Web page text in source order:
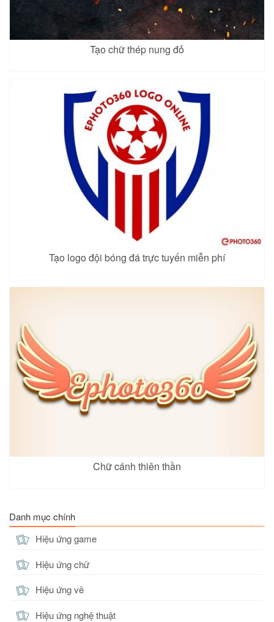
Tạo chữ thép nung đỏ
Tạo logo đội bóng đá trực tuyến miễn phí
Chữ cánh thiên thần
Danh mục chính
Hiệu ứng game
Hiệu ứng chữ
Hiệu ứng vẽ
Hiệu ứng nghệ thuật